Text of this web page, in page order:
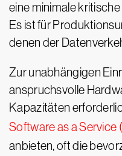
eine minimale
Es ist für
denen der
Zur unabhängigen
anspruchsvolle
Kapazitäten
Software as a Service
anbieten, oft die